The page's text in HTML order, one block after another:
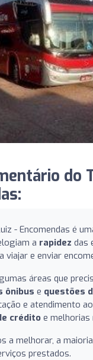
do
- Encomendas é
a rapidez das
viajar e enviar
áreas que
ônibus e questões
e atendimento
crédito e
a melhorar, a
prestados.